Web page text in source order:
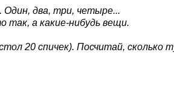
Один, два, три, четыре...
так, а какие-нибудь вещи.
20 спичек). Посчитай, сколько